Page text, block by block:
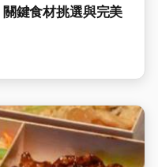
鍵食材挑選與完美